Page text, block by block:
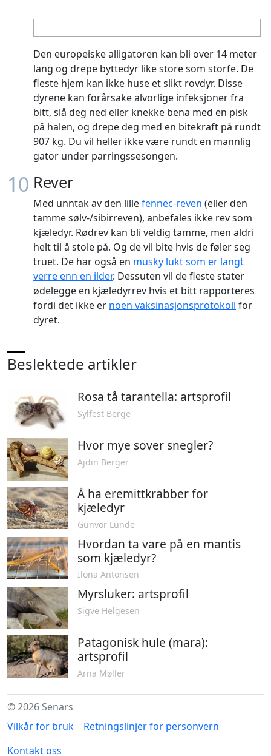
Den europeiske alligatoren kan bli over 14 meter
lang og drepe byttedyr like store som storfe. De
fleste hjem kan ikke huse et slikt rovdyr. Disse
dyrene kan forårsake alvorlige infeksjoner fra
bitt, slå deg ned eller knekke bena med en pisk
på halen, og drepe deg med en bitekraft på rundt
907 kg. Du vil heller ikke være rundt en mannlig
gator under parringssesongen.
10 Rever
Med unntak av den lillefennec-reven (eller den
tamme sølv-/sibirreven), anbefales ikke rev som
kjæledyr. Rødrev kan bli veldig tamme, men aldri
helt til å stole på. Og de vil bite hvis de føler seg
truet. De har også en musky lukt som er langt
verre enn en ilder. Dessuten vil de fleste stater
ødelegge en kjæledyrrev hvis et bitt rapporteres
fordi det ikke er noen vaksinasjonsprotokoll for
dyret.
Beslektede artikler
Rosa tå tarantella: artsprofil
Sylfest Berge
Hvor mye sover snegler?
Ajdin Berger
Å ha eremittkrabber for
kjæledyr
Gunvor Lunde
Hvordan ta vare på en mantis
som kjæledyr?
Ilona Antonsen
Myrsluker: artsprofil
Sigve Helgesen
Patagonisk hule (mara):
artsprofil
Arna Møller
© 2026 Senars
Vilkår for bruk
Retningslinjer for personvern
Kontakt oss